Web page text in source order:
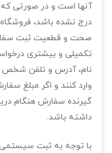
آنها است و در صورتی
درج نشده باشد، فروشگاه
صحت و قطعیت ثبت
تکمیلی و بیشتری
نام، آدرس و تلفن شخص
وارد کنند و اگر مبلغ
گیرنده سفارش هنگام
داشته باشد.
با توجه به ثبت